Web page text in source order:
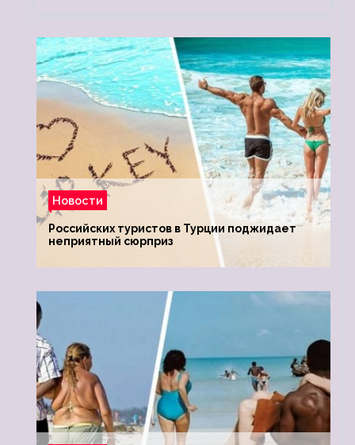
Новости
Российских туристов в Турции поджидает
неприятный сюрприз